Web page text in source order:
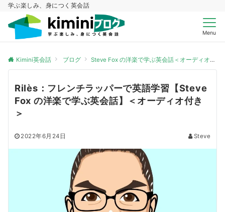
学ぶ楽しみ、身につく英会話
Menu
Kimini英会話 ブログ Steve Fox の洋楽で学ぶ英会話＜オーディオ付き＞
Rilès：フレンチラッパーで英語学習【Steve
Fox の洋楽で学ぶ英会話】＜オーディオ付き
＞
2022年6月24日 Steve